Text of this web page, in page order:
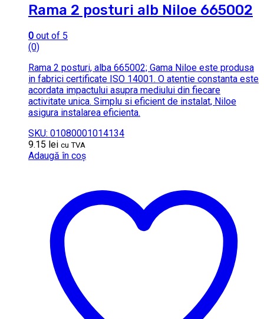
Rama 2 posturi alb Niloe 665002
0 out of 5
(0)
Rama 2 posturi, alba 665002; Gama Niloe este produsa
in fabrici certificate ISO 14001. O atentie constanta este
acordata impactului asupra mediului din fiecare
activitate unica. Simplu si eficient de instalat, Niloe
asigura instalarea eficienta.
SKU: 01080001014134
9.15 lei cu TVA
Adaugă în coș